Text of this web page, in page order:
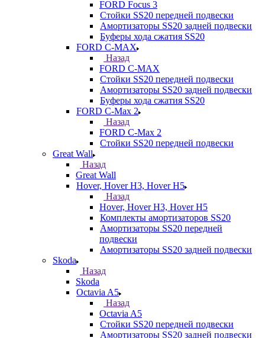
FORD Focus 3
Стойки SS20 передней подвески
Амортизаторы SS20 задней подвески
Буферы хода сжатия SS20
FORD С-MAX
Назад
FORD С-MAX
Стойки SS20 передней подвески
Амортизаторы SS20 задней подвески
Буферы хода сжатия SS20
FORD C-Max 2
Назад
FORD C-Max 2
Стойки SS20 передней подвески
Great Wall
Назад
Great Wall
Hover, Hover H3, Hover H5
Назад
Hover, Hover H3, Hover H5
Комплекты амортизаторов SS20
Амортизаторы SS20 передней
подвески
Амортизаторы SS20 задней подвески
Skoda
Назад
Skoda
Octavia A5
Назад
Octavia A5
Стойки SS20 передней подвески
Амортизаторы SS20 задней подвески